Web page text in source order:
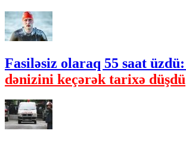
Fasiləsiz olaraq 55 saat üzdü:
dənizini keçərək tarixə düşdü